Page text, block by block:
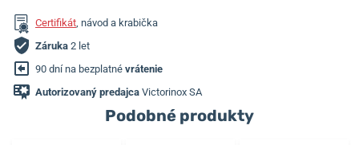
Certifikát, návod a krabička
Záruka 2 let
90 dní na bezplatné vrátenie
Autorizovaný predajca Victorinox SA
Podobné produkty